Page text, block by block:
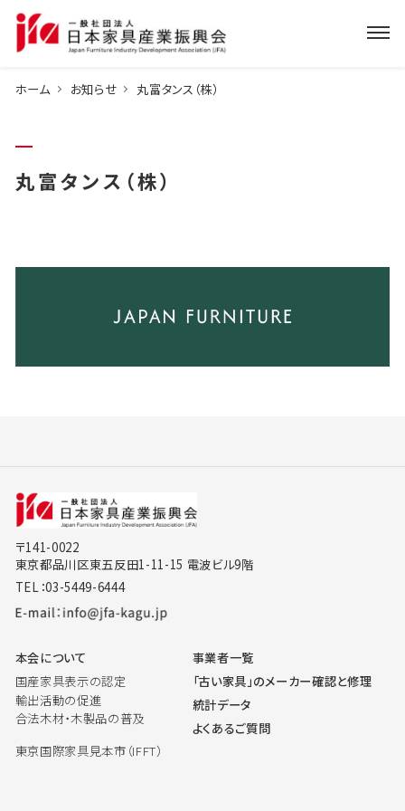
ホーム お知らせ 丸富タンス（株）
丸富タンス（株）
〒141-0022
東京都品川区東五反田1-11-15 電波ビル9階
TEL：03-5449-6444
本会について
国産家具表示の認定
輸出活動の促進
合法木材・木製品の普及
東京国際家具見本市（IFFT）
事業者一覧
「古い家具」のメーカー確認と修理
統計データ
よくあるご質問